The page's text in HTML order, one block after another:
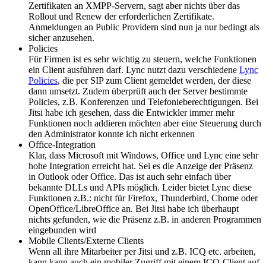
Zertifikaten an XMPP-Servern, sagt aber nichts über das
Rollout und Renew der erforderlichen Zertifikate.
Anmeldungen an Public Providern sind nun ja nur bedingt als
sicher anzusehen.
Policies
Für Firmen ist es sehr wichtig zu steuern, welche Funktionen
ein Client ausführen darf. Lync nutzt dazu verschiedene Lync
Policies, die per SIP zum Client gemeldet werden, der diese
dann umsetzt. Zudem überprüft auch der Server bestimmte
Policies, z.B. Konferenzen und Telefonieberechtigungen. Bei
Jitsi habe ich gesehen, dass die Entwickler immer mehr
Funktionen noch addieren möchten aber eine Steuerung durch
den Administrator konnte ich nicht erkennen
Office-Integration
Klar, dass Microsoft mit Windows, Office und Lync eine sehr
hohe Integration erreicht hat. Sei es die Anzeige der Präsenz
in Outlook oder Office. Das ist auch sehr einfach über
bekannte DLLs und APIs möglich. Leider bietet Lync diese
Funktionen z.B.: nicht für Firefox, Thunderbird, Chome oder
OpenOffice/LibreOffice an. Bei Jitsi habe ich überhaupt
nichts gefunden, wie die Präsenz z.B. in anderen Programmen
eingebunden wird
Mobile Clients/Externe Clients
Wenn all ihre Mitarbeiter per Jitsi und z.B. ICQ etc. arbeiten,